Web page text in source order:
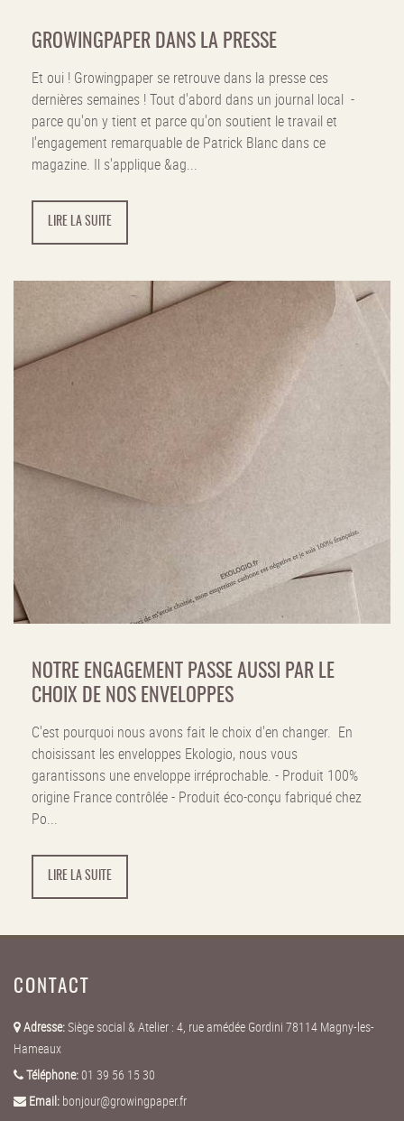
GROWINGPAPER DANS LA PRESSE
Et oui ! Growingpaper se retrouve dans la presse ces
dernières semaines ! Tout d'abord dans un journal local -
parce qu'on y tient et parce qu'on soutient le travail et
l'engagement remarquable de Patrick Blanc dans ce
magazine. Il s'applique &ag...
LIRE LA SUITE
NOTRE ENGAGEMENT PASSE AUSSI PAR LE
CHOIX DE NOS ENVELOPPES
C'est pourquoi nous avons fait le choix d'en changer. En
choisissant les enveloppes Ekologio, nous vous
garantissons une enveloppe irréprochable. - Produit 100%
origine France contrôlée - Produit éco-conçu fabriqué chez
Po...
LIRE LA SUITE
CONTACT
Adresse:Siège social & Atelier : 4, rue amédée Gordini 78114 Magny-les-
Hameaux
Téléphone:01 39 56 15 30
Email: bonjour@growingpaper.fr